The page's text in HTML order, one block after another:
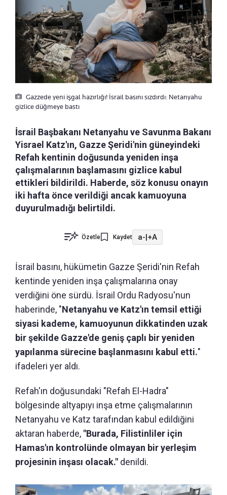
Gazzede yeni işgal hazırlığı! İsrail basını sızdırdı: Netanyahu
gizlice düğmeye bastı
İsrail Başbakanı Netanyahu ve Savunma Bakanı
Yisrael Katz'ın, Gazze Şeridi'nin güneyindeki
Refah kentinin doğusunda yeniden inşa
çalışmalarının başlamasını gizlice kabul
ettikleri bildirildi. Haberde, söz konusu onayın
iki hafta önce verildiği ancak kamuoyuna
duyurulmadığı belirtildi.
Özetle Kaydet a-|+A
İsrail basını, hükümetin Gazze Şeridi'nin Refah
kentinde yeniden inşa çalışmalarına onay
verdiğini öne sürdü. İsrail Ordu Radyosu'nun
haberinde, "Netanyahu ve Katz'ın temsil ettiği
siyasi kademe, kamuoyunun dikkatinden uzak
bir şekilde Gazze'de geniş çaplı bir yeniden
yapılanma sürecine başlanmasını kabul etti."
ifadeleri yer aldı.
Refah'ın doğusundaki "Refah El-Hadra"
bölgesinde altyapıyı inşa etme çalışmalarının
Netanyahu ve Katz tarafından kabul edildiğini
aktaran haberde, "Burada, Filistinliler için
Hamas'ın kontrolünde olmayan bir yerleşim
projesinin inşası olacak." denildi.